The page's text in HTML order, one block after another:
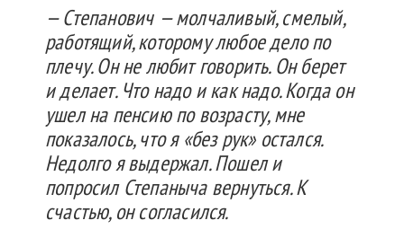
— Степанович — молчаливый, смелый,
работящий, которому любое дело по
плечу. Он не любит говорить. Он берет
и делает. Что надо и как надо. Когда он
ушел на пенсию по возрасту, мне
показалось, что я «без рук» остался.
Недолго я выдержал. Пошел и
попросил Степаныча вернуться. К
счастью, он согласился.